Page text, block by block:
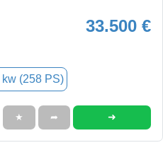
33.500 €
kw (258 PS)
★ ➦ ➜